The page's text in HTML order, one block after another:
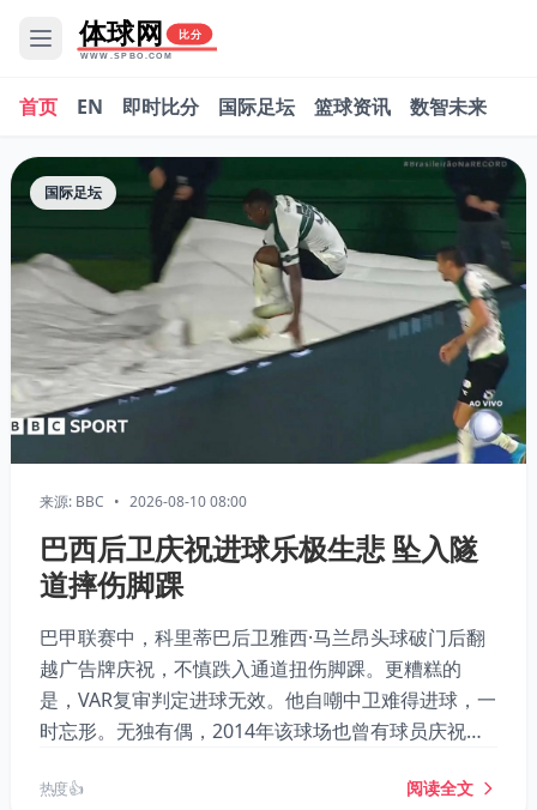
体球网 比分
WWW.SPBO.COM
首页 EN 即时比分 国际足坛 篮球资讯 数智未来
国际足坛
来源: BBC • 2026-08-10 08:00
巴西后卫庆祝进球乐极生悲 坠入隧
道摔伤脚踝
巴甲联赛中，科里蒂巴后卫雅西·马兰昂头球破门后翻
越广告牌庆祝，不慎跌入通道扭伤脚踝。更糟糕的
是，VAR复审判定进球无效。他自嘲中卫难得进球，一
时忘形。无独有偶，2014年该球场也曾有球员庆祝时
热度 👍 阅读全文